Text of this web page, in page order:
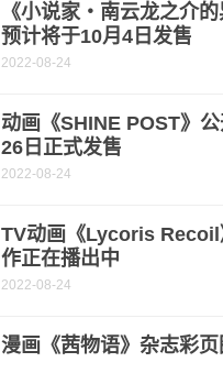
《小说家・南云龙之介
预计将于10月4日发售
2022-08-24
动画《SHINE POST》
26日正式发售
2022-08-24
TV动画《Lycoris Recoil
作正在播出中
2022-08-24
漫画《茜物语》杂志彩